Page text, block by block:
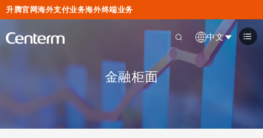
升腾官网海外支付业务海外终端业务
中文
金融柜面